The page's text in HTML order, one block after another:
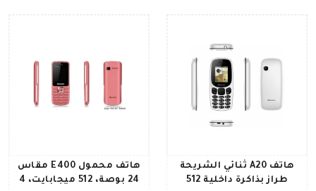
هاتف A20 ثنائي الشريحة
طراز بذاكرة داخلية 512
هاتف محمول E400 مقاس
24 بوصة، 512 ميجابايت، 4